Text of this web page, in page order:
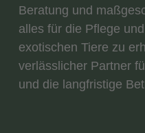
Beratung und
alles für die Pflege
exotischen Tiere zu
verlässlicher Partner
und die langfristige